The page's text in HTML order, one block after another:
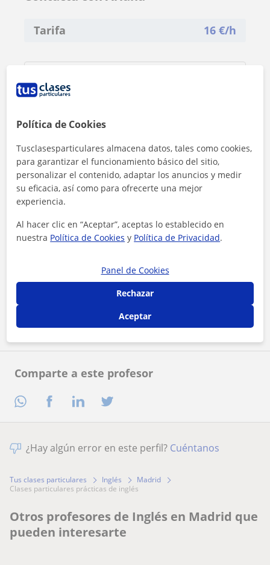
Comparte a este profesor
Tarifa 16 €/h
Al hacer clic, aceptas nuestroaviso legaly de
¿Hay algún error en este perfil? Cuéntanos
Tus clases particulares Inglés
Madrid
clases particulares prácticas de inglés
Otros profesores de Inglés en Madrid que
pueden interesarte
Política de Cookies
Tusclasesparticulares almacena datos, tales como cookies,
para garantizar el funcionamiento básico del sitio,
personalizar el contenido, adaptar los anuncios y medir
su eficacia, así como para ofrecerte una mejor
experiencia.
Al hacer clic en “Aceptar”, aceptas lo establecido en
nuestra Política de Cookies y Política de Privacidad.
Panel de Cookies
Rechazar
Aceptar